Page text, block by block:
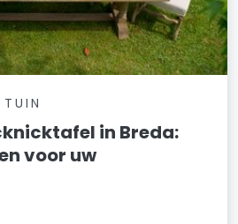
in Breda:
voor uw